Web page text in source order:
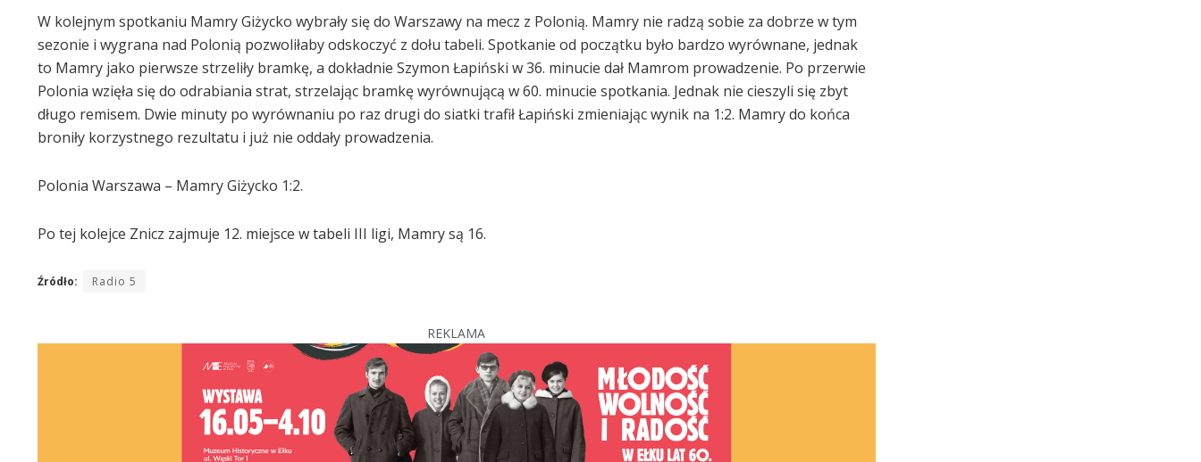
W kolejnym spotkaniu Mamry Giżycko wybrały się do Warszawy na mecz z Polonią. Mamry nie radzą sobie za dobrze w tym
sezonie i wygrana nad Polonią pozwoliłaby odskoczyć z dołu tabeli. Spotkanie od początku było bardzo wyrównane, jednak
to Mamry jako pierwsze strzeliły bramkę, a dokładnie Szymon Łapiński w 36. minucie dał Mamrom prowadzenie. Po przerwie
Polonia wzięła się do odrabiania strat, strzelając bramkę wyrównującą w 60. minucie spotkania. Jednak nie cieszyli się zbyt
długo remisem. Dwie minuty po wyrównaniu po raz drugi do siatki trafił Łapiński zmieniając wynik na 1:2. Mamry do końca
broniły korzystnego rezultatu i już nie oddały prowadzenia.
Polonia Warszawa – Mamry Giżycko 1:2.
Po tej kolejce Znicz zajmuje 12. miejsce w tabeli III ligi, Mamry są 16.
Źródło: Radio 5
REKLAMA